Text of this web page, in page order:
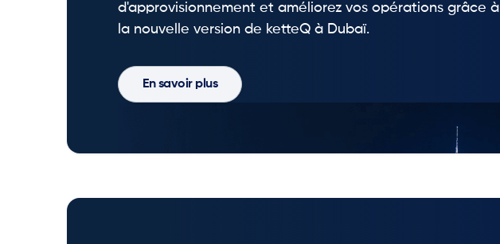
d'approvisionnement et améliorez vos opérations grâce à
la nouvelle version de ketteQ à Dubaï.
En savoir plus